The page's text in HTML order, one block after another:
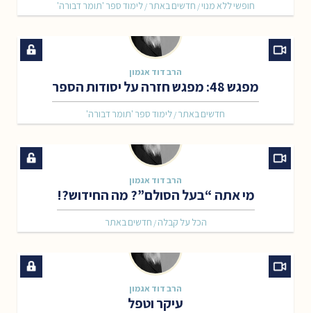
לימוד ספר 'תומר דבורה' / חדשים באתר /חופשי ללא מנוי
הרב דוד אגמון
מפגש 48: מפגש חזרה על יסודות הספר
לימוד ספר 'תומר דבורה' / חדשים באתר
הרב דוד אגמון
מי אתה “בעל הסולם”? מה החידוש?!
חדשים באתר / הכל על קבלה
הרב דוד אגמון
עיקר וטפל